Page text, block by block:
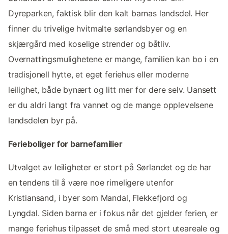
Dyreparken, faktisk blir den kalt barnas landsdel. Her
finner du trivelige hvitmalte sørlandsbyer og en
skjærgård med koselige strender og båtliv.
Overnattingsmulighetene er mange, familien kan bo i en
tradisjonell hytte, et eget feriehus eller moderne
leilighet, både bynært og litt mer for dere selv. Uansett
er du aldri langt fra vannet og de mange opplevelsene
landsdelen byr på.
Ferieboliger for barnefamilier
Utvalget av leiligheter er stort på Sørlandet og de har
en tendens til å være noe rimeligere utenfor
Kristiansand, i byer som Mandal, Flekkefjord og
Lyngdal. Siden barna er i fokus når det gjelder ferien, er
mange feriehus tilpasset de små med stort uteareale og